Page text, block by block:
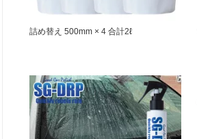
詰め替え 500mm × 4 合計2ℓ